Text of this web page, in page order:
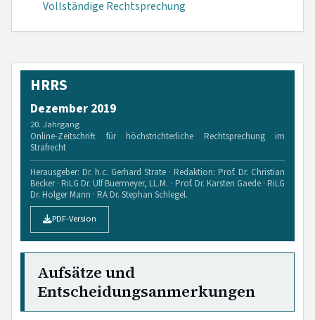
Vollständige Rechtsprechung
HRRS
Dezember 2019
20. Jahrgang
Online-Zeitschrift für höchstrichterliche Rechtsprechung im
Strafrecht
Herausgeber: Dr. h.c. Gerhard Strate · Redaktion: Prof. Dr. Christian
Becker · RiLG Dr. Ulf Buermeyer, LL.M. · Prof. Dr. Karsten Gaede · RiLG
Dr. Holger Mann · RA Dr. Stephan Schlegel.
PDF-Version
Aufsätze und
Entscheidungsanmerkungen